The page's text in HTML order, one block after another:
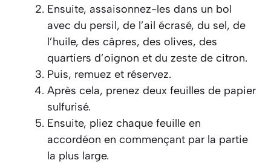
Ensuite, assaisonnez-les dans un bol
avec du persil, de l’ail écrasé, du sel, de
l’huile, des câpres, des olives, des
quartiers d’oignon et du zeste de citron.
Puis, remuez et réservez.
Après cela, prenez deux feuilles de papier
sulfurisé.
Ensuite, pliez chaque feuille en
accordéon en commençant par la partie
la plus large.